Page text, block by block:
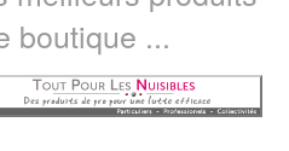
boutique ...